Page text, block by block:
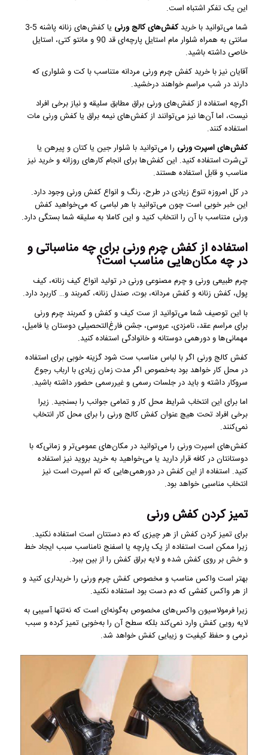
این یک تفکر اشتباه است.
شما می‌توانید با خریدکفش‌های کالج ورنی
یا کفش‌های زنانه پاشنه 5-3
سانتی به همراه شلوار مام استایل پارچه‌ای قد 90 و مانتو کتی، استایل
خاصی داشته باشید.
آقایان نیز با خرید کفش‌ چرم ورنی مردانه متناسب با کت و شلواری که
دارند در شب مراسم خواهند درخشید.
اگرچه استفاده از کفش‌های ورنی براق مطابق سلیقه و نیاز برخی افراد
نیست، اما آن‌ها نیز می‌توانند از کفش‌های نیمه براق یا کفش ورنی مات
استفاده کنند.
کفش‌های اسپرت ورنی را می‌توانید با شلوار جین یا کتان و پیرهن یا
تی‌شرت استفاده کنید. این کفش‌ها برای انجام کارهای روزانه و خرید نیز
مناسب و قابل استفاده هستند.
در کل امروزه تنوع زیادی در طرح، رنگ و انواع کفش ورنی وجود دارد.
این خبر خوبی است چون می‌توانید با هر لباسی که می‌خواهید کفش
ورنی متناسب با آن را انتخاب کنید و این کاملا به سلیقه شما بستگی دارد.
استفاده از کفش چرم ورنی برای چه مناسباتی و
در چه مکان‌هایی مناسب است؟
چرم طبیعی ورنی و چرم مصنوعی ورنی در تولید انواع کیف زنانه، کیف
پول، کفش زنانه و کفش مردانه، بوت، صندل زنانه، کمربند و… کاربرد دارد.
با این توصیف شما می‌توانید از ست کیف و کفش و کمربند چرم ورنی
برای مراسم عقد، نامزدی، عروسی، جشن فارغ‌التحصیلی دوستان یا فامیل،
مهمانی‌ها و دورهمی دوستانه و خانوادگی استفاده کنید.
کفش کالج ورنی اگر با لباس مناسب ست شود گزینه خوبی برای استفاده
در محل کار خواهد بود به‌خصوص اگر مدت زمان زیادی با ارباب رجوع
سروکار داشته و باید در جلسات رسمی و غیررسمی حضور داشته باشید.
اما برای این انتخاب شرایط محل کار و تمامی جوانب را بسنجید. زیرا
برخی افراد تحت هیچ عنوان کفش کالج ورنی را برای محل کار انتخاب
نمی‌کنند.
کفش‌های اسپرت ورنی را می‌توانید در مکان‌های عمومی‌تر و زمانی‌که با
دوستانتان در کافه قرار دارید یا می‌خواهید به خرید بروید نیز استفاده
کنید. استفاده از این کفش در دورهمی‌هایی که تم اسپرت است نیز
انتخاب مناسبی خواهد بود.
تمیز کردن کفش ورنی
برای تمیز کردن کفش از هر چیزی که دم دستتان است استفاده نکنید.
زیرا ممکن است استفاده از یک پارچه یا اسفنج نامناسب سبب ایجاد خط
و خش بر روی کفش شده و لایه براق کفش را از بین ببرد.
بهتر است واکس مناسب و مخصوص کفش چرم ورنی را خریداری کنید و
از هر واکس کفشی که دم دست بود استفاده نکنید.
زیرا فرمولاسیون واکس‌های مخصوص به‌گونه‌ای است که نه‌تنها آسیبی به
لایه رویی کفش وارد نمی‌کند بلکه سطح آن را به‌خوبی تمیز کرده و سبب
نرمی و حفظ کیفیت و زیبایی کفش خواهد شد.